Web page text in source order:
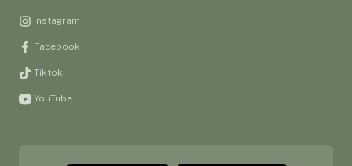
Instagram
Facebook
Tiktok
YouTube